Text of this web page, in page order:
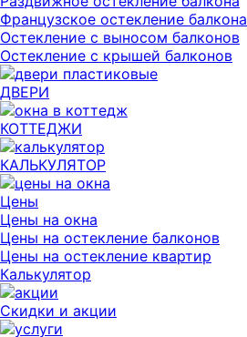
Французское остекление балкона
Остекление с выносом балконов
Остекление с крышей балконов
ДВЕРИ
КОТТЕДЖИ
КАЛЬКУЛЯТОР
Цены
Цены на окна
Цены на остекление балконов
Цены на остекление квартир
Калькулятор
Скидки и акции